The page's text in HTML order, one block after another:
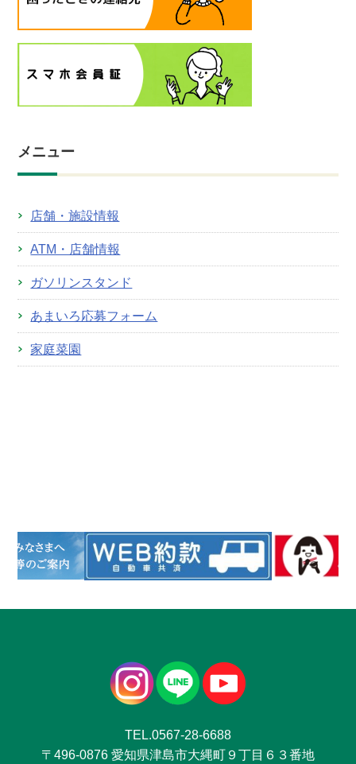
メニュー
店舗・施設情報
ATM・店舗情報
ガソリンスタンド
あまいろ応募フォーム
家庭菜園
TEL.0567-28-6688
〒496-0876 愛知県津島市大縄町９丁目６３番地